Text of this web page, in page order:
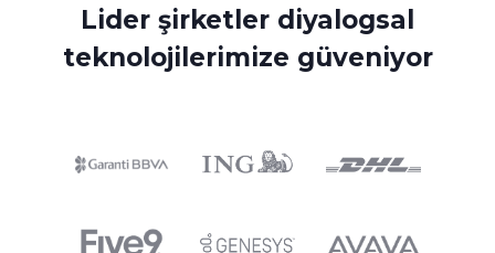
Lider şirketler diyalogsal
teknolojilerimize güveniyor